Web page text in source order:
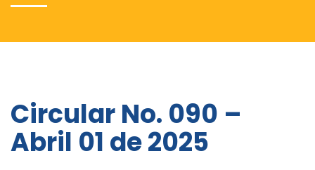
Circular No. 090 –
Abril 01 de 2025